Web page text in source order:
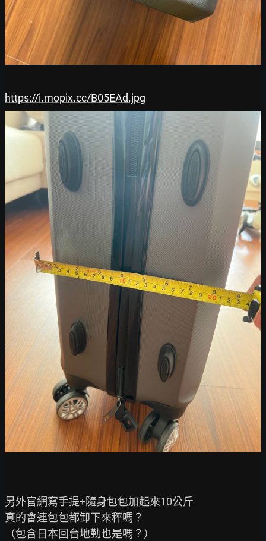
https://i.mopix.cc/B05EAd.jpg
另外官網寫手提+隨身包包加起來10公斤
真的會連包包都卸下來秤嗎？
（包含日本回台地勤也是嗎？）